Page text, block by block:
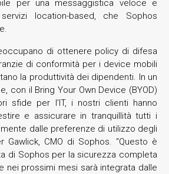
per una messaggistica veloce e
location-based, che Sophos
di ottenere policy di difesa
di conformità per i device mobili
la produttività dei dipendenti. In un
con il Bring Your Own Device (BYOD)
sfide per l’IT, i nostri clienti hanno
e assicurare in tranquillità tutti i
dalle preferenze di utilizzo degli
Gawlick, CMO di Sophos. “Questo è
di Sophos per la sicurezza completa
nei prossimi mesi sarà integrata dalle